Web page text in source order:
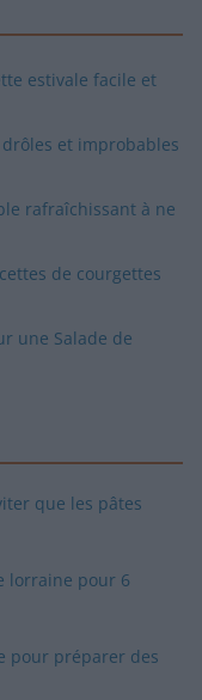
estivale facile et
et improbables
rafraîchissant à ne
de courgettes
une Salade de
que les pâtes
lorraine pour 6
pour préparer des